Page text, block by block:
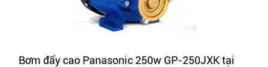
Bơm đẩy cao Panasonic 250w GP-250JXK tại